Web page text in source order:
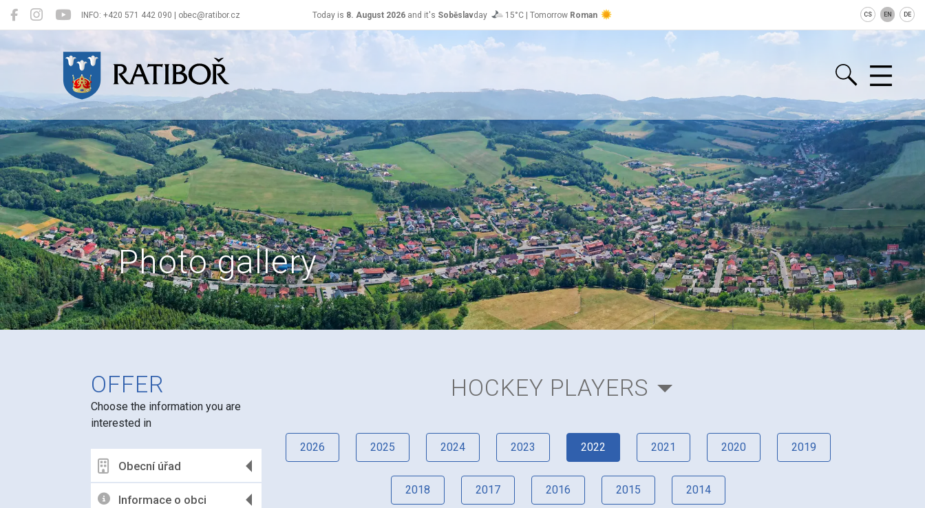
INFO: +420 571 442 090 | obec@ratibor.cz Today is 8. August 2026and it's Soběslavday 15°C | Tomorrow Roman
26°C
CS EN DE
Ratiboř
Photo gallery
OFFER
Choose the information you are
interested in
Obecní úřad
Informace o obci
HOCKEY PLAYERS
2026 2025 2024 2023 2022 2021 2020 2019
2018 2017 2016 2015 2014